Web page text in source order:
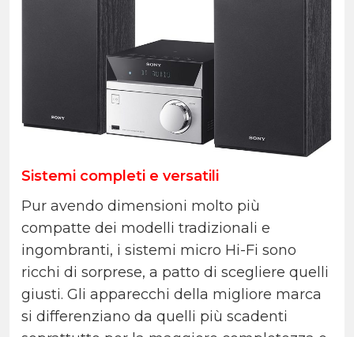
Sistemi completi e versatili
Pur avendo dimensioni molto più
compatte dei modelli tradizionali e
ingombranti, i sistemi micro Hi-Fi sono
ricchi di sorprese, a patto di scegliere quelli
giusti. Gli apparecchi della migliore marca
si differenziano da quelli più scadenti